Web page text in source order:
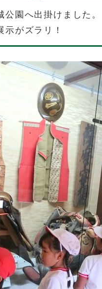
公園へ出掛けました
示がズラリ！